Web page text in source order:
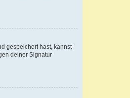
gespeichert hast, kannst
deiner Signatur